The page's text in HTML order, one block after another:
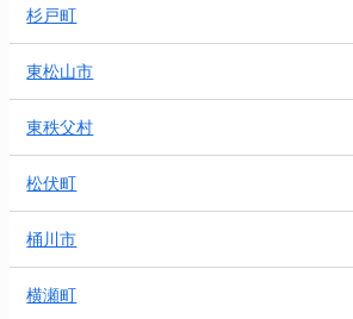
杉戸町
東松山市
東秩父村
松伏町
桶川市
横瀬町